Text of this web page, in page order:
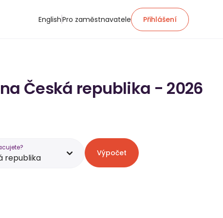
EnglishPro zaměstnavatele Přihlášení
Česká republika - 2026
republika Výpočet